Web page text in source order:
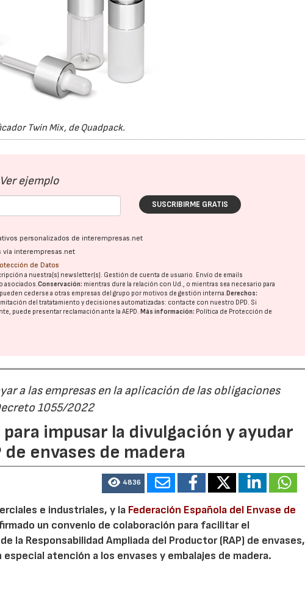
Twin Mix, de Quadpack.
Ver ejemplo
SUSCRIBIRME GRATIS
personalizados de interempresas.net
vía interempresas.net
de Datos
a nuestra(s) newsletter(s). Gestión de cuenta de usuario. Envío de emails
asociados.Conservación: mientras dure la relación con Ud., o mientras sea necesario para
cederse a otras empresas del grupo por motivos de gestión interna.Derechos:
del tratatamiento y decisiones automatizadas: contacte con nuestro DPD. Si
puede presentar reclamación ante laAEPD.Más información: Política de Protección de
a las empresas en la aplicación de las obligaciones
1055/2022
impusar la divulgación y ayudar
envases de madera
4836
e industriales, y la Federación Española del Envase de
un convenio de colaboración para facilitar el
la Responsabilidad Ampliada del Productor (RAP) de envases,
atención a los envases y embalajes de madera.